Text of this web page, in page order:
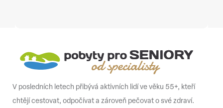
V posledních letech přibývá aktivních lidí ve věku 55+, kteří
chtějí cestovat, odpočívat a zároveň pečovat o své zdraví.